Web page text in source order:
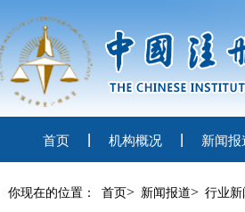
首页 机构概况 新闻报
你现在的位置： 首页> 新闻报道> 行业新